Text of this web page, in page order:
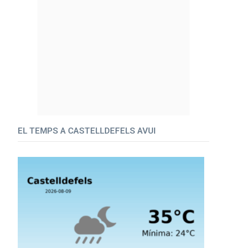
EL TEMPS A CASTELLDEFELS AVUI